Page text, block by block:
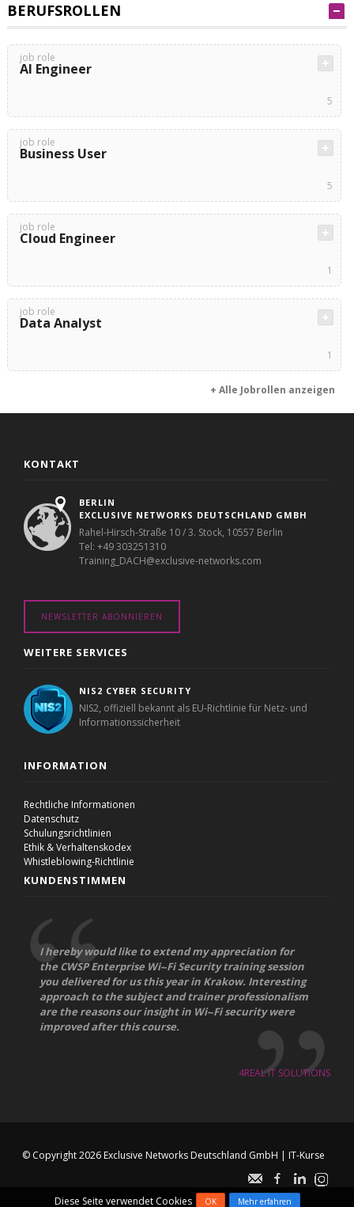
BERUFSROLLEN
job role
AI Engineer
5
job role
Business User
5
job role
Cloud Engineer
1
job role
Data Analyst
1
+ Alle Jobrollen anzeigen
KONTAKT
BERLIN
EXCLUSIVE NETWORKS DEUTSCHLAND GMBH
Rahel-Hirsch-Straße 10 / 3. Stock, 10557 Berlin
Tel: +49 303251310
Training_DACH@exclusive-networks.com
NEWSLETTER ABONNIEREN
WEITERE SERVICES
NIS2 CYBER SECURITY
NIS2, offiziell bekannt als EU-Richtlinie für Netz- und
Informationssicherheit
INFORMATION
Rechtliche Informationen
Datenschutz
Schulungsrichtlinien
Ethik & Verhaltenskodex
Whistleblowing-Richtlinie
KUNDENSTIMMEN
I hereby would like to extend my appreciation for
the CWSP Enterprise Wi-­‐Fi Security training session
you delivered for us this year in Krakow. Interesting
approach to the subject and trainer professionalism
are the reasons our insight in Wi-­‐Fi security were
improved after this course.
4REAL IT SOLUTIONS
© Copyright 2026 Exclusive Networks Deutschland GmbH | IT-Kurse
Diese Seite verwendet Cookies OK Mehr erfahren